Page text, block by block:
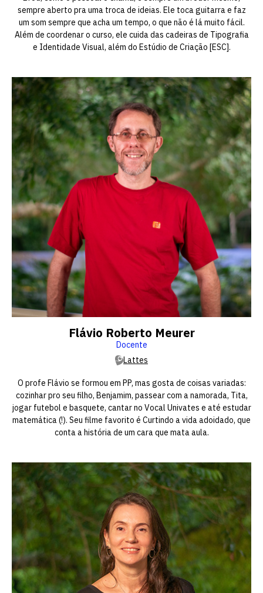
sempre aberto pra uma troca de ideias. Ele toca guitarra e faz
um som sempre que acha um tempo, o que não é lá muito fácil.
Além de coordenar o curso, ele cuida das cadeiras de Tipografia
e Identidade Visual, além do Estúdio de Criação [ESC].
Flávio Roberto Meurer
Docente
Lattes
O profe Flávio se formou em PP, mas gosta de coisas variadas:
cozinhar pro seu filho, Benjamim, passear com a namorada, Tita,
jogar futebol e basquete, cantar no Vocal Univates e até estudar
matemática (!). Seu filme favorito é Curtindo a vida adoidado, que
conta a história de um cara que mata aula.